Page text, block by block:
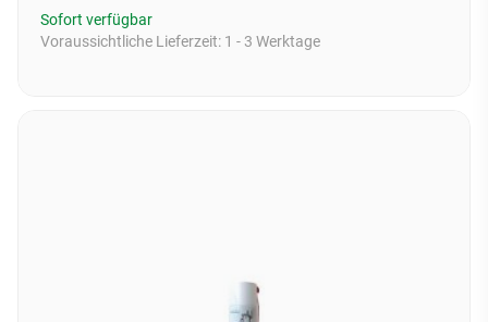
Sofort verfügbar
Voraussichtliche Lieferzeit: 1 - 3 Werktage